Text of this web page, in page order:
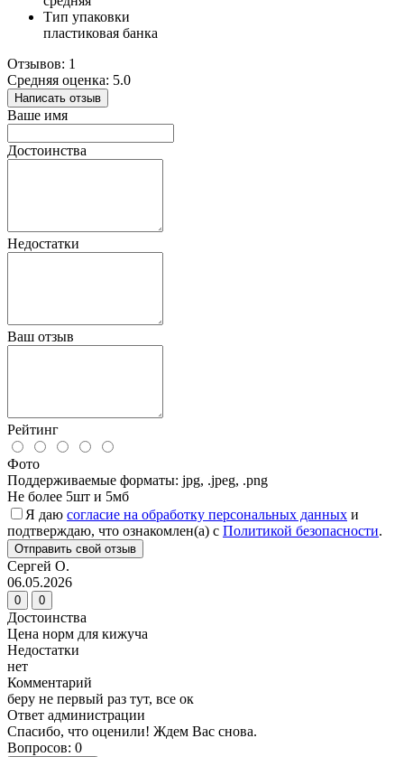
Тип упаковки
пластиковая банка
Отзывов: 1
Средняя оценка: 5.0
Написать отзыв
Ваше имя
Достоинства
Недостатки
Ваш отзыв
Рейтинг
Фото
Поддерживаемые форматы: jpg, .jpeg, .png
Не более 5шт и 5мб
Я даю согласие на обработку персональных данных и
подтверждаю, что ознакомлен(а) с Политикой безопасности.
Отправить свой отзыв
Сергей О.
06.05.2026
0 0
Достоинства
Цена норм для кижуча
Недостатки
нет
Комментарий
беру не первый раз тут, все ок
Ответ администрации
Спасибо, что оценили! Ждем Вас снова.
Вопросов: 0